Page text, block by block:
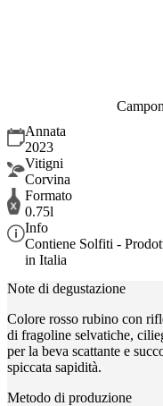
Annata
2023
Vitigni
Corvina
Formato
0.75l
Info
Contiene Solfiti -
in Italia
Note di degustazione
Colore rosso rubino con
di fragoline selvatiche,
per la beva scattante e
spiccata sapidità.
Metodo di produzione